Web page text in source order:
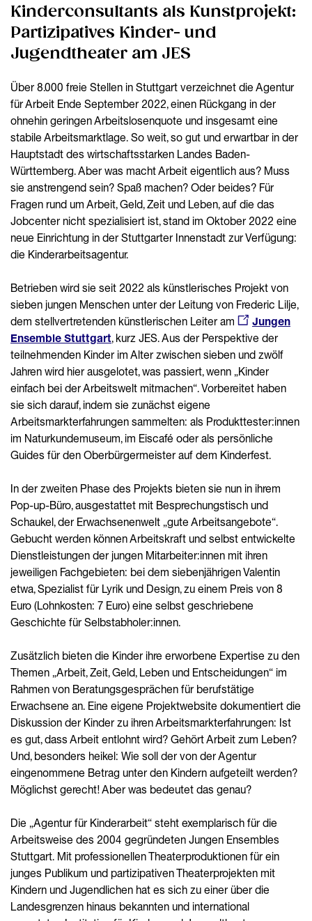
Kinderconsultants als Kunstprojekt:
Partizipatives Kinder- und
Jugendtheater am JES
Über 8.000 freie Stellen in Stuttgart verzeichnet die Agentur
für Arbeit Ende September 2022, einen Rückgang in der
ohnehin geringen Arbeitslosenquote und insgesamt eine
stabile Arbeitsmarktlage. So weit, so gut und erwartbar in der
Hauptstadt des wirtschaftsstarken Landes Baden-
Württemberg. Aber was macht Arbeit eigentlich aus? Muss
sie anstrengend sein? Spaß machen? Oder beides? Für
Fragen rund um Arbeit, Geld, Zeit und Leben, auf die das
Jobcenter nicht spezialisiert ist, stand im Oktober 2022 eine
neue Einrichtung in der Stuttgarter Innenstadt zur Verfügung:
die Kinderarbeitsagentur.
Betrieben wird sie seit 2022 als künstlerisches Projekt von
sieben jungen Menschen unter der Leitung von Frederic Lilje,
dem stellvertretenden künstlerischen Leiter am
Jungen
Ensemble Stuttgart, kurz JES. Aus der Perspektive der
teilnehmenden Kinder im Alter zwischen sieben und zwölf
Jahren wird hier ausgelotet, was passiert, wenn „Kinder
einfach bei der Arbeitswelt mitmachen“. Vorbereitet haben
sie sich darauf, indem sie zunächst eigene
Arbeitsmarkterfahrungen sammelten: als Produkttester:innen
im Naturkundemuseum, im Eiscafé oder als persönliche
Guides für den Oberbürgermeister auf dem Kinderfest.
In der zweiten Phase des Projekts bieten sie nun in ihrem
Pop-up-Büro, ausgestattet mit Besprechungstisch und
Schaukel, der Erwachsenenwelt „gute Arbeitsangebote“.
Gebucht werden können Arbeitskraft und selbst entwickelte
Dienstleistungen der jungen Mitarbeiter:innen mit ihren
jeweiligen Fachgebieten: bei dem siebenjährigen Valentin
etwa, Spezialist für Lyrik und Design, zu einem Preis von 8
Euro (Lohnkosten: 7 Euro) eine selbst geschriebene
Geschichte für Selbstabholer:innen.
Zusätzlich bieten die Kinder ihre erworbene Expertise zu den
Themen „Arbeit, Zeit, Geld, Leben und Entscheidungen“ im
Rahmen von Beratungsgesprächen für berufstätige
Erwachsene an. Eine eigene Projektwebsite dokumentiert die
Diskussion der Kinder zu ihren Arbeitsmarkterfahrungen: Ist
es gut, dass Arbeit entlohnt wird? Gehört Arbeit zum Leben?
Und, besonders heikel: Wie soll der von der Agentur
eingenommene Betrag unter den Kindern aufgeteilt werden?
Möglichst gerecht! Aber was bedeutet das genau?
Die „Agentur für Kinderarbeit“ steht exemplarisch für die
Arbeitsweise des 2004 gegründeten Jungen Ensembles
Stuttgart. Mit professionellen Theaterproduktionen für ein
junges Publikum und partizipativen Theaterprojekten mit
Kindern und Jugendlichen hat es sich zu einer über die
Landesgrenzen hinaus bekannten und international